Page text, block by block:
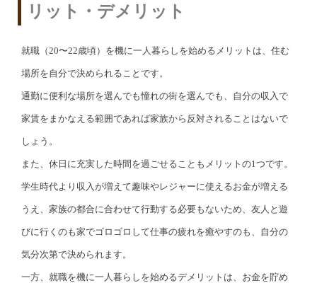
リット・デメリット
就職（20〜22歳頃）を機に一人暮らしを始めるメリットは、住む
場所を自分で決められることです。
通勤に便利な場所を選んでも憧れの街を選んでも、自分の収入で
家賃をまかなえる範囲であれば家族から反対されることはないで
しょう。
また、休日に充実した時間を過ごせることもメリットの1つです。
学生時代より収入が増えて趣味やレジャーに使えるお金が増える
うえ、家族の都合に合わせて行動する必要もないため、友人と遊
びに行くのも家でゴロゴロして仕事の疲れを癒やすのも、自分の
気分次第で決められます。
一方、就職を機に一人暮らしを始めるデメリットは、お金を貯め